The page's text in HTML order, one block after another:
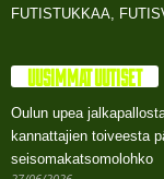
FUTISTUKKAA,
UUSIMMAT UUTISET
Oulun upea
kannattajien toiveesta
seisomakatsomolohko